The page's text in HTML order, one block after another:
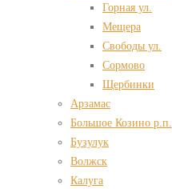
Горная ул.
Мещера
Свободы ул.
Сормово
Щербинки
Арзамас
Большое Козино р.п.
Бузулук
Волжск
Калуга